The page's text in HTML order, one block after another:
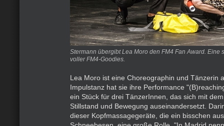
Stermann übergibt Lea Moro den FM4 Fan Award. Eine
voller FM4-Goodies.
Lea Moro ist eine Choreographin und Tänzerin
Impulstanz hat sie ihre Performance
ein Stück für drei TänzerInnen, das sich mit
Stillstand und Bewegung auseinandersetzt.
dieser Kopfmassagegeräte, die ein bisschen